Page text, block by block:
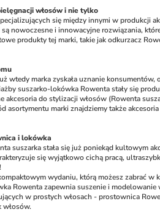
włosów i nie tylko
się między innymi w produkcji
nowoczesne i innowacyjne rozwiązania,
produkty tej marki, takie jak odkurzacz
wtedy marka zyskała uznanie
suszarko-lokówka Rowenta stały się
do stylizacji włosów (Rowenta
asortymentu marki znajdziemy także
i lokówka
suszarka stała się już poniekąd kultowym
się wyjątkowo cichą pracą,
wydaniu, którą możesz zabrać
Rowenta zapewnia suszenie i
w prostych włosach - prostownica
włosów.